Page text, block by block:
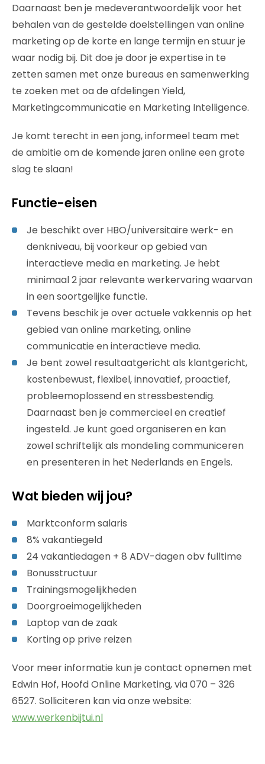
Daarnaast ben je medeverantwoordelijk voor het
behalen van de gestelde doelstellingen van online
marketing op de korte en lange termijn en stuur je
waar nodig bij. Dit doe je door je expertise in te
zetten samen met onze bureaus en samenwerking
te zoeken met oa de afdelingen Yield,
Marketingcommunicatie en Marketing Intelligence.
Je komt terecht in een jong, informeel team met
de ambitie om de komende jaren online een grote
slag te slaan!
Functie-eisen
Je beschikt over HBO/universitaire werk- en
denkniveau, bij voorkeur op gebied van
interactieve media en marketing. Je hebt
minimaal 2 jaar relevante werkervaring waarvan
in een soortgelijke functie.
Tevens beschik je over actuele vakkennis op het
gebied van online marketing, online
communicatie en interactieve media.
Je bent zowel resultaatgericht als klantgericht,
kostenbewust, flexibel, innovatief, proactief,
probleemoplossend en stressbestendig.
Daarnaast ben je commercieel en creatief
ingesteld. Je kunt goed organiseren en kan
zowel schriftelijk als mondeling communiceren
en presenteren in het Nederlands en Engels.
Wat bieden wij jou?
Marktconform salaris
8% vakantiegeld
24 vakantiedagen + 8 ADV-dagen obv fulltime
Bonusstructuur
Trainingsmogelijkheden
Doorgroeimogelijkheden
Laptop van de zaak
Korting op prive reizen
Voor meer informatie kun je contact opnemen met
Edwin Hof, Hoofd Online Marketing, via 070 – 326
6527. Solliciteren kan via onze website:
www.werkenbijtui.nl